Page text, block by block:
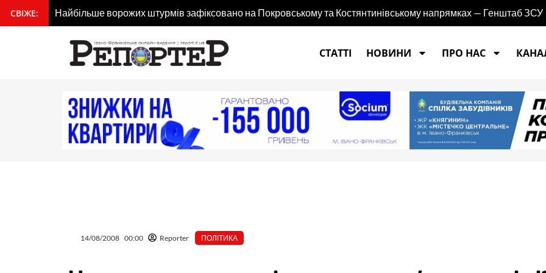
вмісту
СВІЖЕ: Найбільше ворожих штурмів зафіксовано на Покровському та Костянтинівському напрямках — Генштаб ЗСУ
СТАТТІ
НОВИНИ ПРО НАС
14/08/2008 00:00 Reporter ПОЛІТИКА